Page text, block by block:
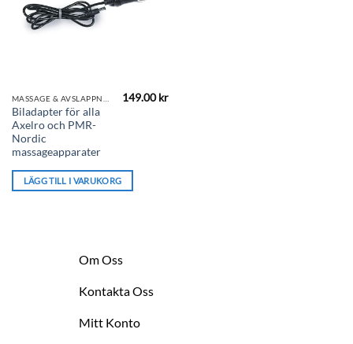
Biladapter för alla
Axelro och PMR-
Nordic
massageapparater
149.00kr
LÄGG TILL I VARUKORG
Om Oss
Kontakta Oss
Mitt Konto